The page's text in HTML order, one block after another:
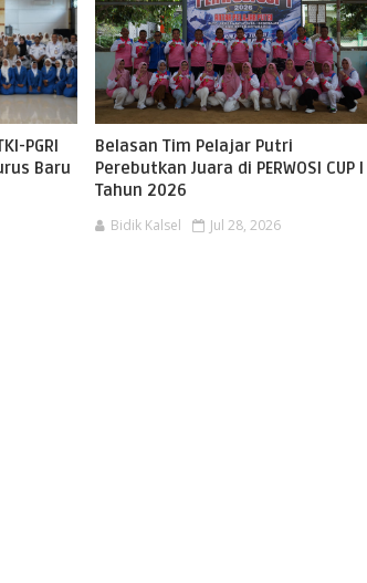
PGRI
Baru
Belasan Tim Pelajar Putri
Perebutkan Juara di PERWOSI CUP I
Tahun 2026
Bidik Kalsel Jul 28, 2026